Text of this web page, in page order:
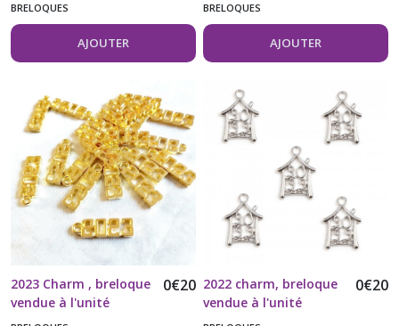
BRELOQUES
AJOUTER
BRELOQUES
AJOUTER
2023 Charm , breloque
vendue à l'unité
0€20 2022 charm, breloque
vendue à l'unité
0€20